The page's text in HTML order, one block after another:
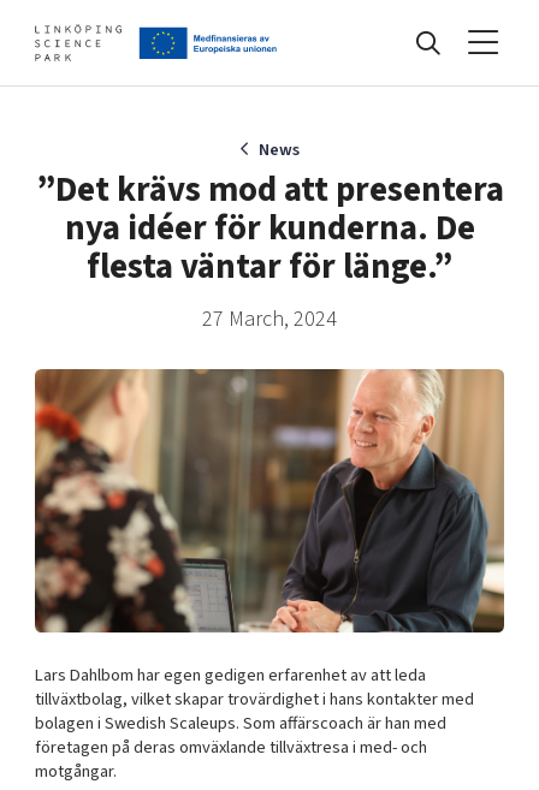
Find your network
Cybersecurity
Internet of Things
Manufacturing industries
Global talent
Visual technologies
Shaping cities and regions
East Sweden Tech Women
Reversed mentorship
Develop your company
Upgrade your skills & master new ones
Tech startups
Upscaling
Talent & skills
Startup & industry collaboration
Offers to boost your business
Funding opportunities
About
Our story, mission & vision
Our community of companies
Projects
Publications
Project toolbox
Our clusters
40 years anniversary
Today's lunch in Mjärdevi
News
”Det krävs mod att presentera
nya idéer för kunderna. De
flesta väntar för länge.”
27 March, 2024
Lars Dahlbom har egen gedigen erfarenhet av att leda
tillväxtbolag, vilket skapar trovärdighet i hans kontakter med
bolagen i Swedish Scaleups. Som affärscoach är han med
företagen på deras omväxlande tillväxtresa i med- och
motgångar.